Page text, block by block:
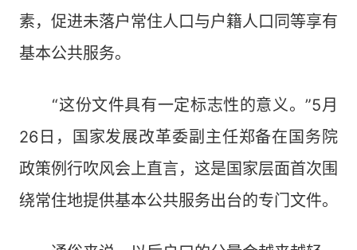
素，促进未落户常住人口与户籍人口同等享有
基本公共服务。
“这份文件具有一定标志性的意义。”5月
26日，国家发展改革委副主任郑备在国务院
政策例行吹风会上直言，这是国家层面首次围
绕常住地提供基本公共服务出台的专门文件。